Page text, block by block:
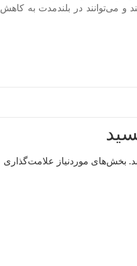
و می‌توانند در بلندمدت به کاهش
بخش‌های موردنیاز علامت‌گذاری